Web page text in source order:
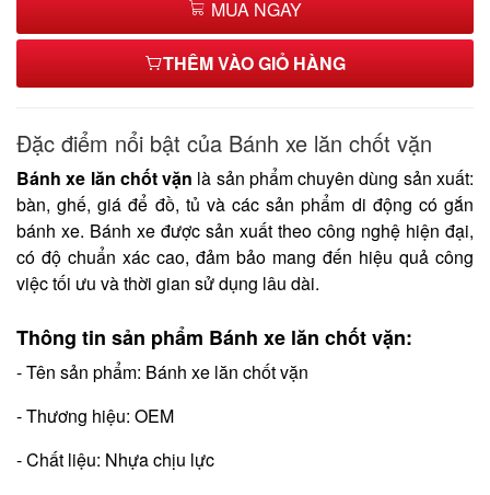
MUA NGAY
THÊM VÀO GIỎ HÀNG
Đặc điểm nổi bật của Bánh xe lăn chốt vặn
Bánh xe lăn chốt vặn là sản phẩm chuyên dùng sản xuất:
bàn, ghế, giá để đồ, tủ và các sản phẩm di động có gắn
bánh xe. Bánh xe được sản xuất theo công nghệ hiện đại,
có độ chuẩn xác cao, đảm bảo mang đến hiệu quả công
việc tối ưu và thời gian sử dụng lâu dài.
Thông tin sản phẩm Bánh xe lăn chốt vặn:
- Tên sản phẩm: Bánh xe lăn chốt vặn
- Thương hiệu: OEM
- Chất liệu: Nhựa chịu lực